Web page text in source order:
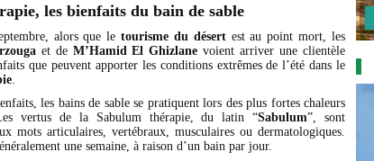
les bienfaits du bain de sable
alors que letourisme du désertest au point mort, les
et de M’Hamid El Ghizlane voient arriver une clientèle
que peuvent apporter les conditions extrêmes de l’été dans le
les bains de sable se pratiquent lors des plus fortes chaleurs
vertus de la Sabulum thérapie, du latin “Sabulum”, sont
mots articulaires, vertébraux, musculaires ou dermatologiques.
une semaine, à raison d’un bain par jour.